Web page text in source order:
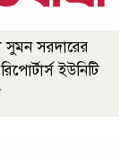
সুমন সরদারের
ইউনিটি